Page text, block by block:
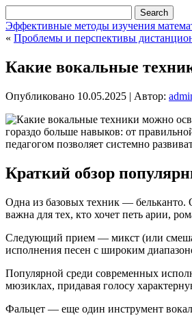
Эффективные методы изучения
« Проблемы и перспективы
Какие вокальные
Опубликовано 10.05.2025 | Автор:
гораздо больше навыков: от
педагогом позволяет системно
Краткий обзор
Одна из базовых техник — бельканто.
важна для тех, кто хочет петь арии,
Следующий прием — микст (или
исполнения песен с широким
Популярной среди современных
мюзиклах, придавая голосу
Фальцет — еще один инструмент